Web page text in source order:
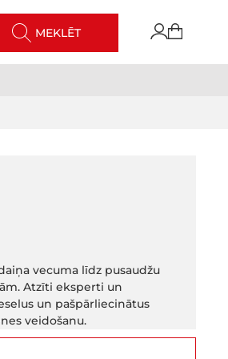
MEKLĒT
vecuma līdz pusaudžu
Atzīti eksperti un
un pašpārliecinātus
veidošanu.